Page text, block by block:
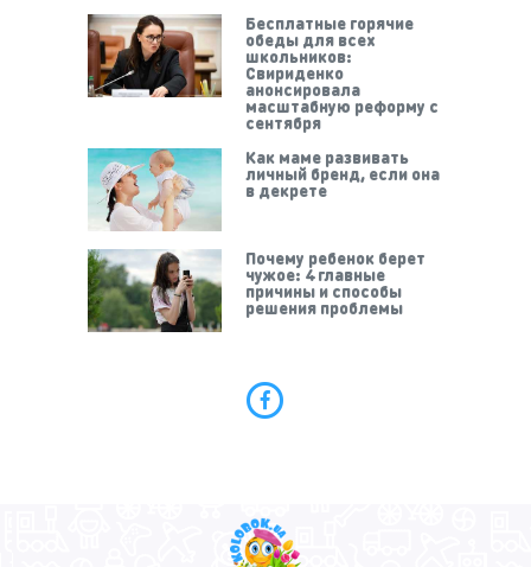
Бесплатные горячие
обеды для всех
школьников:
Свириденко
анонсировала
масштабную реформу с
сентября
Как маме развивать
личный бренд, если она
в декрете
Почему ребенок берет
чужое: 4 главные
причины и способы
решения проблемы